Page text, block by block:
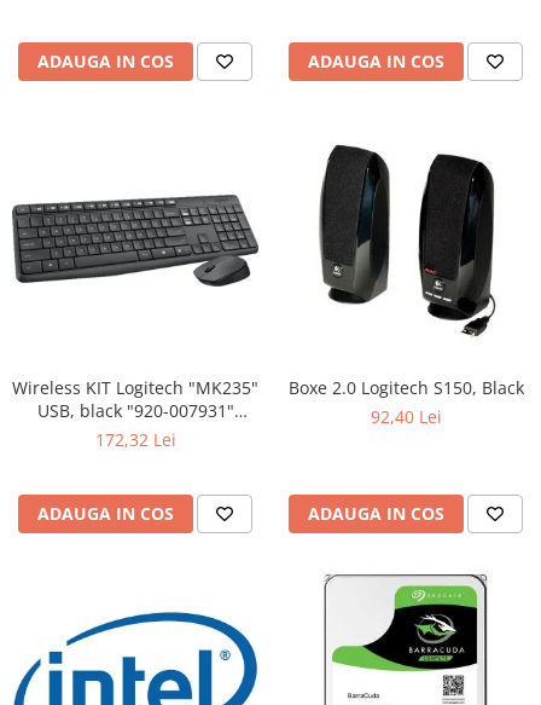
ADAUGA IN COS ADAUGA IN COS
Wireless KIT Logitech "MK235"
USB, black "920-007931"
(include timbru verde 0.01 lei)
172,32 Lei
ADAUGA IN COS
Boxe 2.0 Logitech S150, Black
92,40 Lei
ADAUGA IN COS